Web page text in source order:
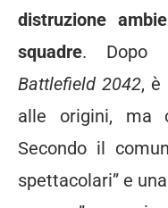
distruzione
squadre. Dopo
Battlefield 2042, è
alle origini, ma
Secondo il
spettacolari” e